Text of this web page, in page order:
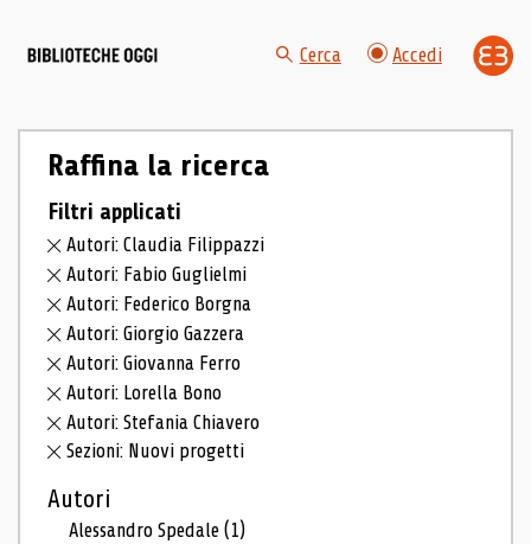
Cerca Accedi
Raffina la ricerca
Filtri applicati
Autori: Claudia Filippazzi
Autori: Fabio Guglielmi
Autori: Federico Borgna
Autori: Giorgio Gazzera
Autori: Giovanna Ferro
Autori: Lorella Bono
Autori: Stefania Chiavero
Sezioni: Nuovi progetti
Autori
Alessandro Spedale(1)